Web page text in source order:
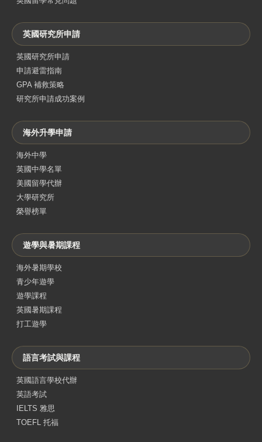
英國研究所申請
英國研究所申請
申請避雷指南
GPA 補救策略
研究所申請成功案例
海外升學申請
海外中學
英國中學名單
美國留學代辦
大學研究所
榮譽榜單
遊學與暑期課程
海外暑期學校
青少年遊學
遊學課程
英國暑期課程
打工遊學
語言考試與課程
英國語言學校代辦
英語考試
IELTS 雅思
TOEFL 托福